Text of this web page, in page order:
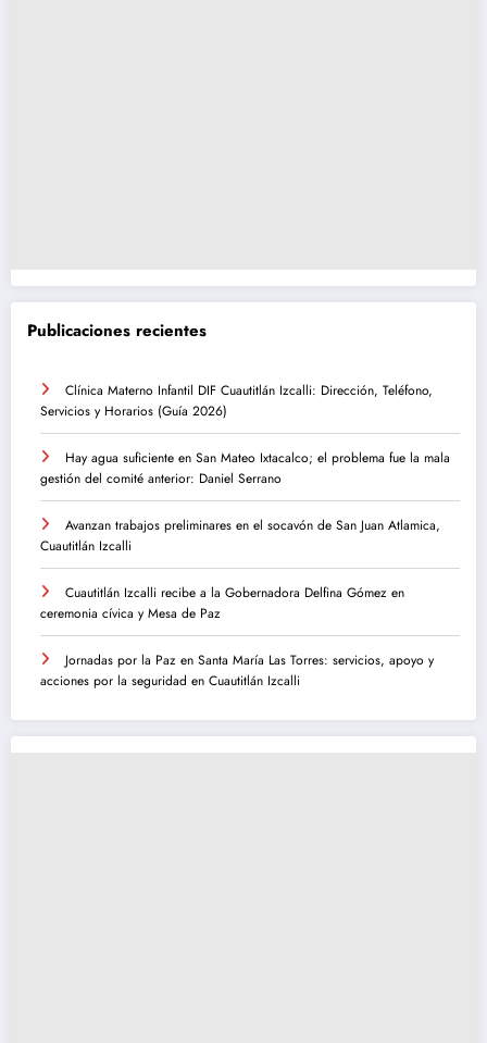
Publicaciones recientes
Clínica Materno Infantil DIF Cuautitlán Izcalli: Dirección, Teléfono,
Servicios y Horarios (Guía 2026)
Hay agua suficiente en San Mateo Ixtacalco; el problema fue la mala
gestión del comité anterior: Daniel Serrano
Avanzan trabajos preliminares en el socavón de San Juan Atlamica,
Cuautitlán Izcalli
Cuautitlán Izcalli recibe a la Gobernadora Delfina Gómez en
ceremonia cívica y Mesa de Paz
Jornadas por la Paz en Santa María Las Torres: servicios, apoyo y
acciones por la seguridad en Cuautitlán Izcalli